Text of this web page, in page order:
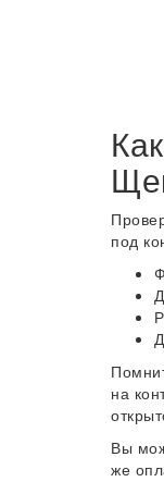
под
на
Вы
же